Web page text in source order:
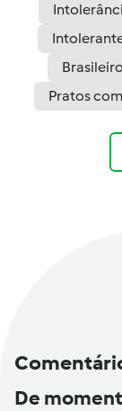
Pratos
De